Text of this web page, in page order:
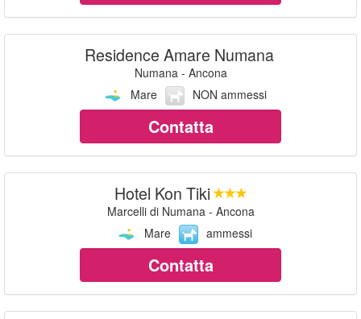
Residence Amare Numana
Numana - Ancona
Mare
NON ammessi
Contatta
Hotel Kon Tiki
Marcelli di Numana - Ancona
Mare
ammessi
Contatta